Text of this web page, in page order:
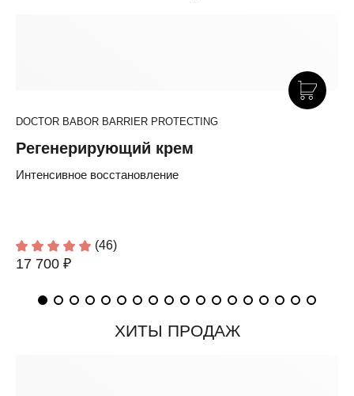
DOCTOR BABOR BARRIER PROTECTING
Регенерирующий крем
Интенсивное восстановление
(46)
17 700 ₽
ХИТЫ ПРОДАЖ